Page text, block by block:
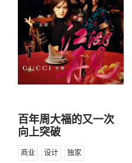
百年周大福的又一次
向上突破
商业 设计 独家